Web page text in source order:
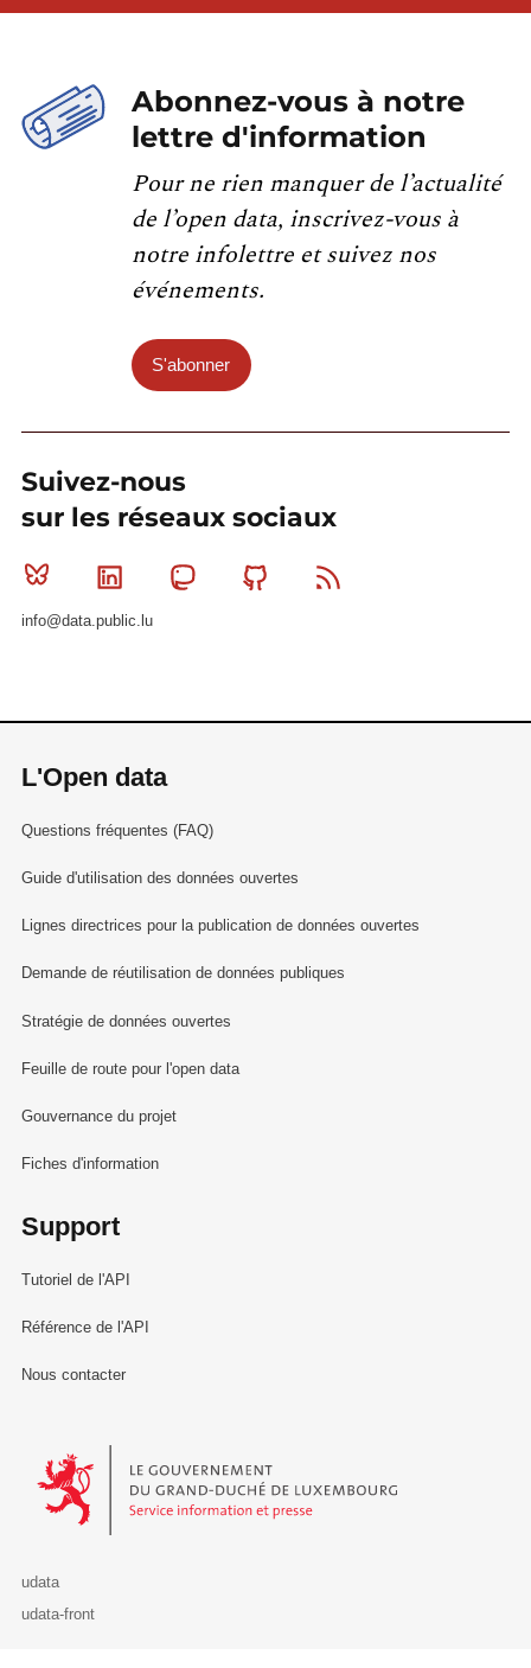
Abonnez-vous à notre
lettre d'information
Pour ne rien manquer de l’actualité
de l’open data, inscrivez-vous à
notre infolettre et suivez nos
événements.
S'abonner
Suivez-nous
sur les réseaux sociaux
Bluesky Linkedin MastodonGithub
info@data.public.lu
L'Open data
Questions fréquentes (FAQ)
Guide d'utilisation des données ouvertes
Lignes directrices pour la publication de données ouvertes
Demande de réutilisation de données publiques
Stratégie de données ouvertes
Feuille de route pour l'open data
Gouvernance du projet
Fiches d'information
Support
Tutoriel de l'API
Référence de l'API
Nous contacter
Le Gouvernement du Grand-Duché de Luxembourg - Service
udata
udata-front